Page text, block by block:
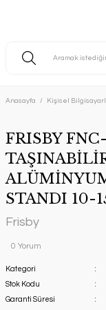
Anasayfa Kişisel
FRISBY
STANDI 10-
Frisby
0 Yorum
Kategori
Stok Kodu
Garanti Süresi